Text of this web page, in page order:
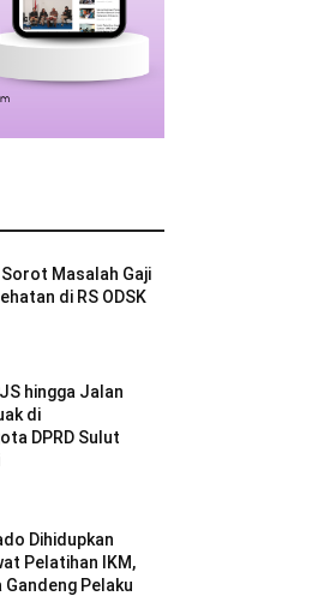
Masalah Gaji
di RS ODSK
hingga Jalan
di
DPRD Sulut
Dihidupkan
Pelatihan IKM,
Gandeng Pelaku